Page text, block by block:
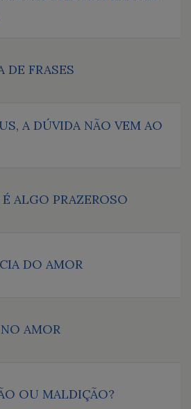
DE FRASES
A DÚVIDA NÃO VEM AO
ALGO PRAZEROSO
DO AMOR
AMOR
OU MALDIÇÃO?